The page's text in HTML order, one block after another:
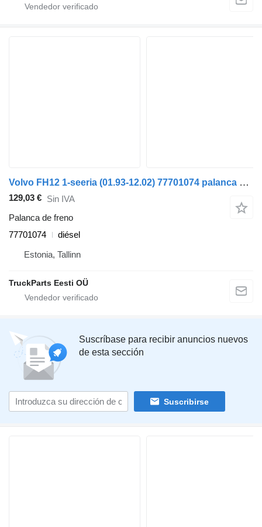
Volvo FH12 1-seeria (01.93-12.02) 77701074 palanca de freno para Volvo FH12, FH16, NH12, FH, VNL780 (1993-2014) cabeza tractora
129,03 € Sin IVA
Palanca de freno
77701074
diésel
Estonia, Tallinn
TruckParts Eesti OÜ
Suscríbase para recibir anuncios nuevos
de esta sección
Suscribirse